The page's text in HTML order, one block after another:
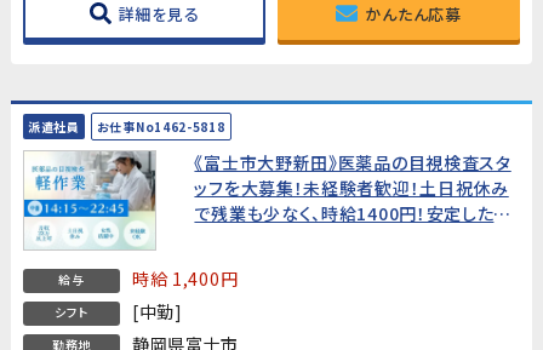
詳細を見る かんたん応募
派遣社員 お仕事No1462-5818
《富士市大野新田》医薬品の目視検査スタ
ッフを大募集！未経験者歓迎！土日祝休み
で残業も少なく、時給1400円！安定した環
給与 時給 1,400円
シフト [中勤]
勤務地 静岡県富士市